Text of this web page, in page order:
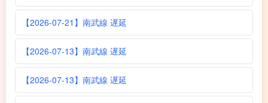
【2026-07-21】南武線 遅延
【2026-07-13】南武線 遅延
【2026-07-13】南武線 遅延